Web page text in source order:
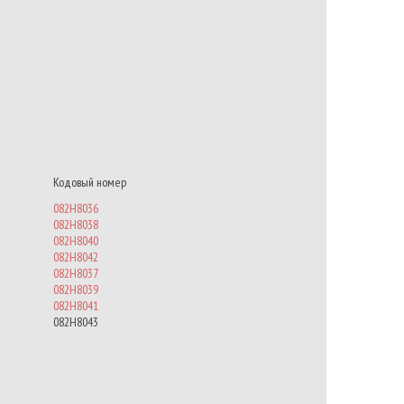
Кодовый номер
082H8036
082H8038
082H8040
082H8042
082H8037
082H8039
082H8041
082H8043